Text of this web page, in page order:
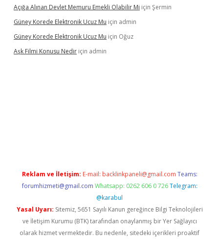
Açığa Alınan Devlet Memuru Emekli Olabilir Mi için Şermin
Güney Korede Elektronik Ucuz Mu için admin
Güney Korede Elektronik Ucuz Mu için Oğuz
Aşk Filmi Konusu Nedir için admin
Reklam ve İletişim: E-mail: backlinkpaneli@gmail.com Teams:
forumhizmeti@gmail.com Whatsapp: 0262 606 0 726 Telegram:
@karabul
Yasal Uyarı: Sitemiz, 5651 Sayılı Kanun gereğince Bilgi Teknolojileri
ve İletişim Kurumu (BTK) tarafından onaylanmış bir Yer Sağlayıcı
olarak hizmet vermektedir. Bu nedenle, sitedeki içerikleri proaktif